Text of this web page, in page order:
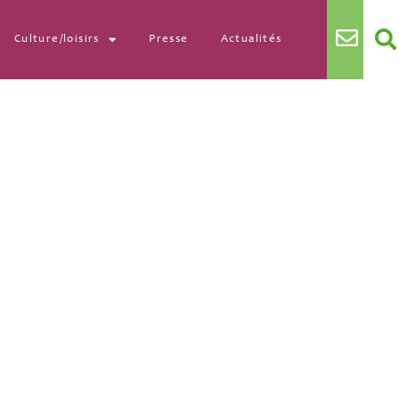
Culture/loisirs Presse Actualités